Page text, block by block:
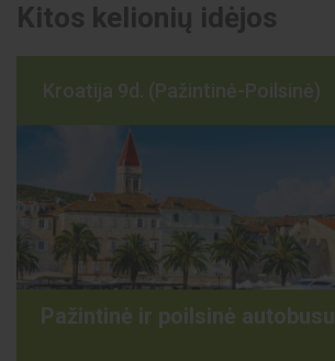
Kitos kelionių idėjos
Pažintinė ir poilsinė autobusu
Kroatija 9d. (Pažintinė-Poilsinė)